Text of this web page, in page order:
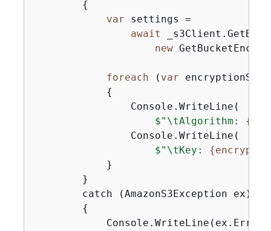
{
var settings =
await
new
foreach ( var
{
                Console.WriteLine(
$"\tAlgorithm: {
                Console.WriteLine(
$"\tKey: {
            }
        }
        catch (AmazonS3Exception ex)
{